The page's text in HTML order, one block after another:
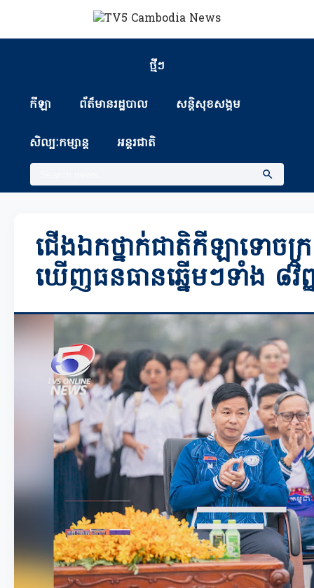
ថ្មីៗ
កីឡា ព័ត៏មានរដ្ឋបាល សន្តិសុខសង្គម
សិល្បៈកម្សាន្ត អន្តរជាតិ
ជើងឯកថ្នាក់ជាតិកីឡាទោចក្
ឃើញធនធានឆ្នើមៗទាំង ៨វិ